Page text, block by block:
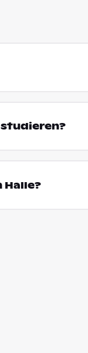
studieren?
Halle?